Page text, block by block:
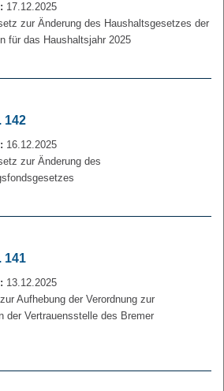
17.12.2025
zur Änderung des Haushaltsgesetzes der
für das Haushaltsjahr 2025
142
16.12.2025
zur Änderung des
141
13.12.2025
Aufhebung der Verordnung zur
der Vertrauensstelle des Bremer